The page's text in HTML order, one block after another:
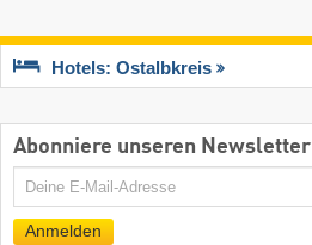
Hotels: Ostalbkreis
Abonniere unseren Newsletter
E-
Anmelden